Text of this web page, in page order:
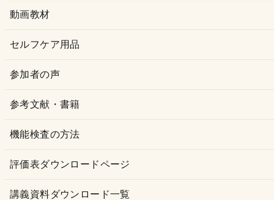
動画教材
セルフケア用品
参加者の声
参考文献・書籍
機能検査の方法
評価表ダウンロードページ
講義資料ダウンロード一覧